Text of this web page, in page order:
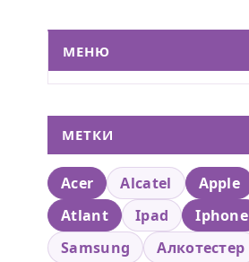
МЕНЮ
МЕТКИ
Acer Alcatel
Apple
Atlant
Ipad
Iphone
Samsung
Алкотестер